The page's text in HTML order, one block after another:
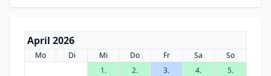
April 2026
Mo Di Mi Do Fr Sa
So
1.
2. 3. 4.
5.